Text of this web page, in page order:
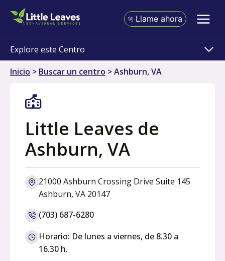
Llame ahora
Explore este Centro
Inicio > Buscar un centro >Ashburn, VA
Little Leaves de
Ashburn, VA
21000 Ashburn Crossing Drive Suite 145
Ashburn, VA 20147o
(703) 687-6280
Horario: De lunes a viernes, de 8.30 a
16.30 h.